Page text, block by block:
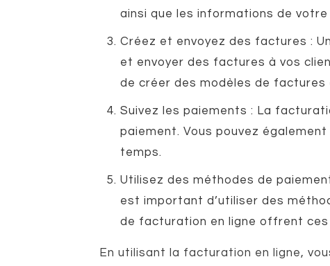
ainsi que les informations de
Créez et envoyez des factures :
et envoyer des factures à vos
de créer des modèles de factures
Suivez les paiements : La
paiement. Vous pouvez
temps.
Utilisez des méthodes de
est important d’utiliser des
de facturation en ligne offrent
En utilisant la facturation en ligne,